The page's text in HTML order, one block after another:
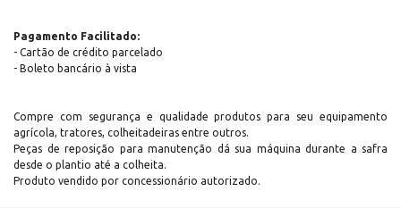
Pagamento Facilitado:
- Cartão de crédito parcelado
- Boleto bancário à vista
Compre com segurança e qualidade produtos para seu equipamento
agrícola, tratores, colheitadeiras entre outros.
Peças de reposição para manutenção dá sua máquina durante a safra
desde o plantio até a colheita.
Produto vendido por concessionário autorizado.